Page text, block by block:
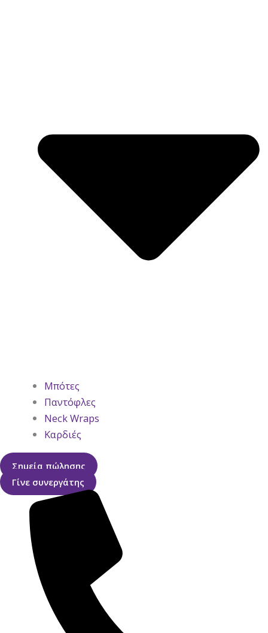
Μπότες
Παντόφλες
Neck Wraps
Καρδιές
Σημεία πώλησης
Γίνε συνεργάτης